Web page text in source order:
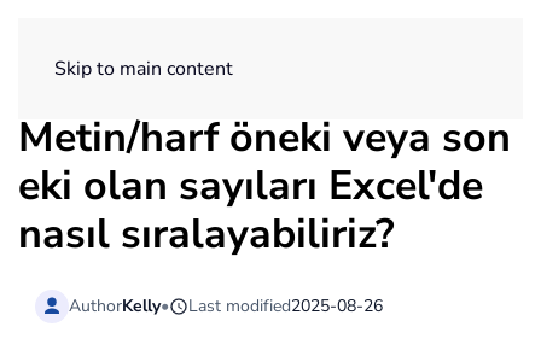
Skip to main content
Metin/harf öneki veya son
eki olan sayıları Excel'de
nasıl sıralayabiliriz?
AuthorKelly• Last modified2025-08-26